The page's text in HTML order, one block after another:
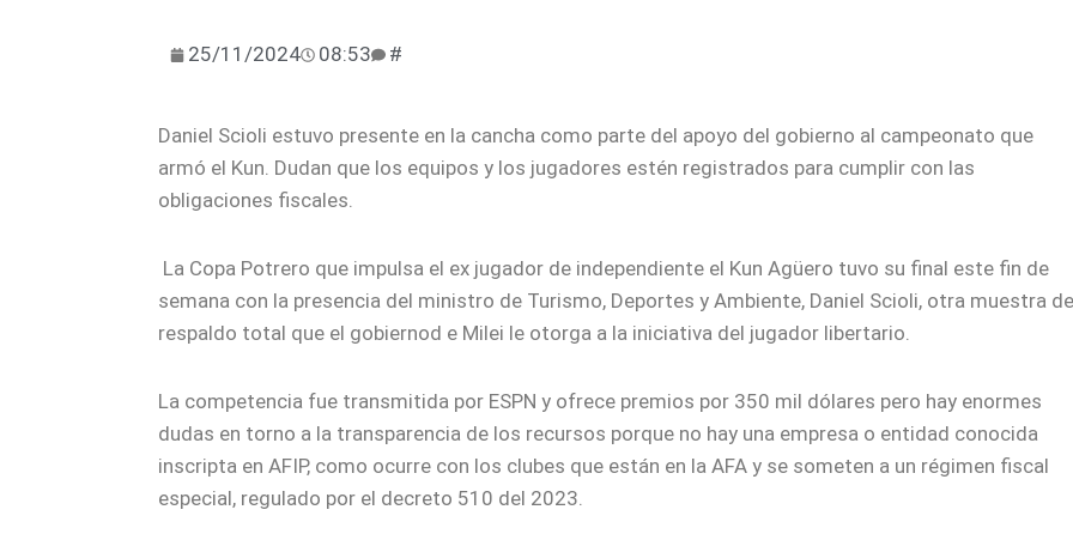
25/11/2024 08:53 #
Daniel Scioli estuvo presente en la cancha como parte del apoyo del gobierno al campeonato que
armó el Kun. Dudan que los equipos y los jugadores estén registrados para cumplir con las
obligaciones fiscales.
La Copa Potrero que impulsa el ex jugador de independiente el Kun Agüero tuvo su final este fin de
semana con la presencia del ministro de Turismo, Deportes y Ambiente, Daniel Scioli, otra muestra
respaldo total que el gobiernod e Milei le otorga a la iniciativa del jugador libertario.
La competencia fue transmitida por ESPN y ofrece premios por 350 mil dólares pero hay enormes
dudas en torno a la transparencia de los recursos porque no hay una empresa o entidad conocida
inscripta en AFIP, como ocurre con los clubes que están en la AFA y se someten a un régimen fiscal
especial, regulado por el decreto 510 del 2023.